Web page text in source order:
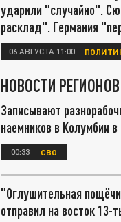
ударили "случайно".
расклад". Германия
06 АВГУСТА 11:00
НОВОСТИ РЕГИОНОВ
Записывают
наемников в Колумбии в
00:33 СВО
"Оглушительная
отправил на восток 13-